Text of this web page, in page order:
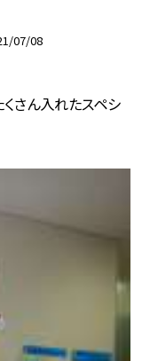
07/08
さん入れたスペシ